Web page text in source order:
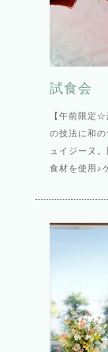
試食会
【午前限定
の技法に和
ュイジーヌ
食材を使用♪